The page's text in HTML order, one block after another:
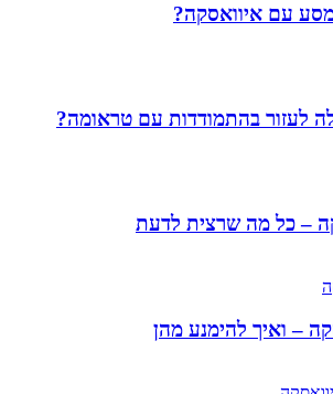
עם איוואסקה?
לעזור בהתמודדות עם טראומה?
– כל מה שרצית לדעת
– ואיך להימנע מהן